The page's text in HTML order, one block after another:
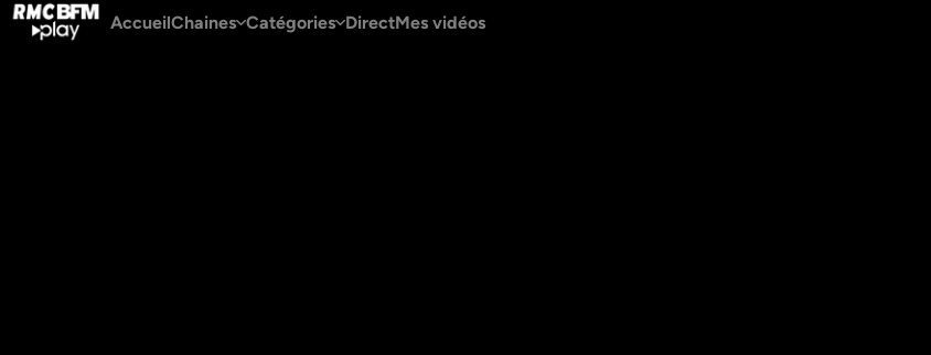
AccueilChaines Catégories DirectMes vidéos